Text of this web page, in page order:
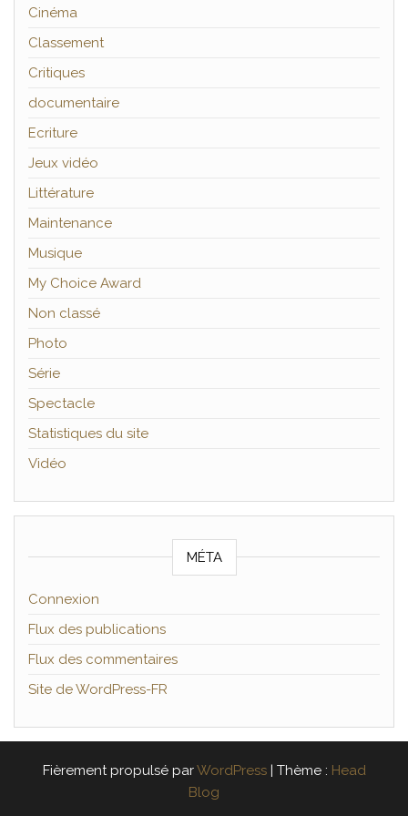
Cinéma
Classement
Critiques
documentaire
Ecriture
Jeux vidéo
Littérature
Maintenance
Musique
My Choice Award
Non classé
Photo
Série
Spectacle
Statistiques du site
Vidéo
MÉTA
Connexion
Flux des publications
Flux des commentaires
Site de WordPress-FR
Fièrement propulsé parWordPress | Thème : Head
Blog